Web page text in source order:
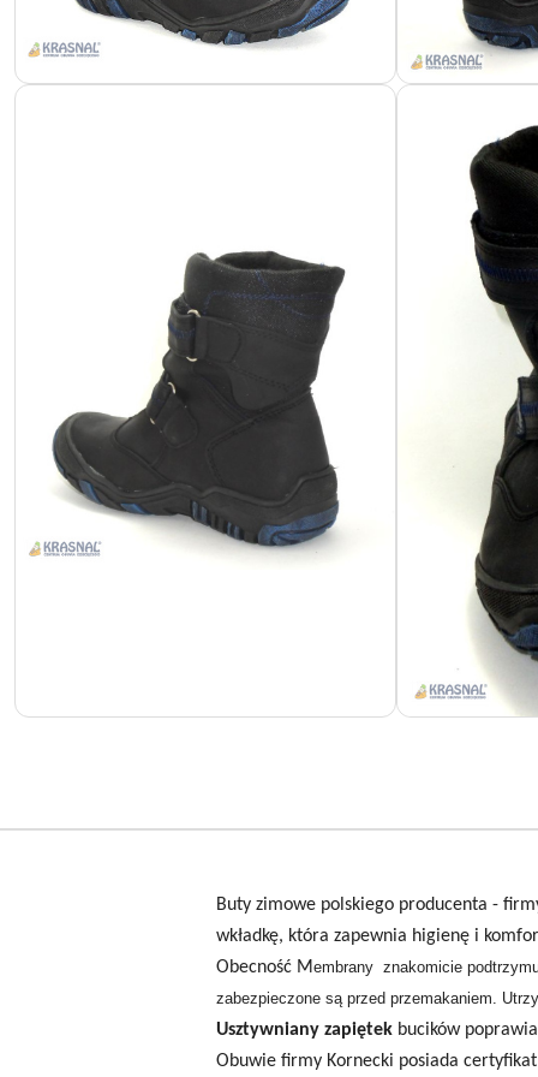
Buty zimowe polskiego producenta -
wkładkę, która zapewnia higienę i
Obecność Membrany znakomicie
zabezpieczone są przed przemakaniem.
Usztywniany zapiętek bucików
Obuwie firmy Kornecki posiada certyfikat